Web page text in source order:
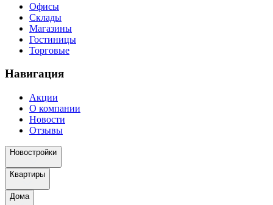
Офисы
Склады
Магазины
Гостиницы
Торговые
Навигация
Акции
О компании
Новости
Отзывы
Новостройки
Квартиры
Дома